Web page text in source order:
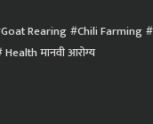
Goat Rearing Chili Farming
Health मानवी आरोग्य